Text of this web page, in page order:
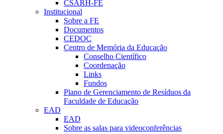
CSARH-FE
Institucional
Sobre a FE
Documentos
CEDOC
Centro de Memória da Educação
Conselho Científico
Coordenação
Links
Fundos
Plano de Gerenciamento de Resíduos da
Faculdade de Educação
EAD
EAD
Sobre as salas para videoconferências